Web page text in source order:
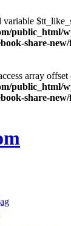
variable
public_html/
share-
array
public_html/
share-